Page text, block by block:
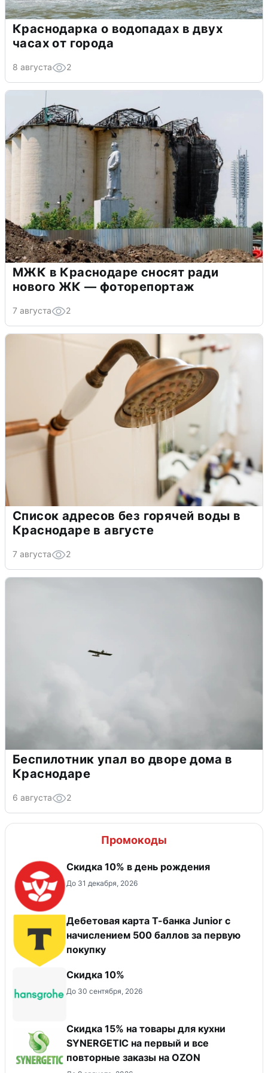
Краснодарка о водопадах в двух
часах от города
8 августа 2
МЖК в Краснодаре сносят ради
нового ЖК — фоторепортаж
7 августа 2
Список адресов без горячей воды в
Краснодаре в августе
7 августа 2
Беспилотник упал во дворе дома в
Краснодаре
6 августа 2
Промокоды
Скидка 10% в день рождения
До 31 декабря, 2026
Дебетовая карта Т-банка Junior c
начислением 500 баллов за первую
покупку
Скидка 10%
До 30 сентября, 2026
Скидка 15% на товары для кухни
SYNERGETIC на первый и все
повторные заказы на OZON